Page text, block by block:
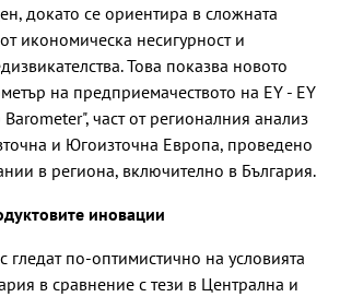
докато се ориентира в сложната
икономическа несигурност и
Това показва новото
на предприемачеството на EY - EY
част от регионалния анализ
и Югоизточна Европа, проведено
в региона, включително в България.
иновации
гледат по-оптимистично на условията
в сравнение с тези в Централна и